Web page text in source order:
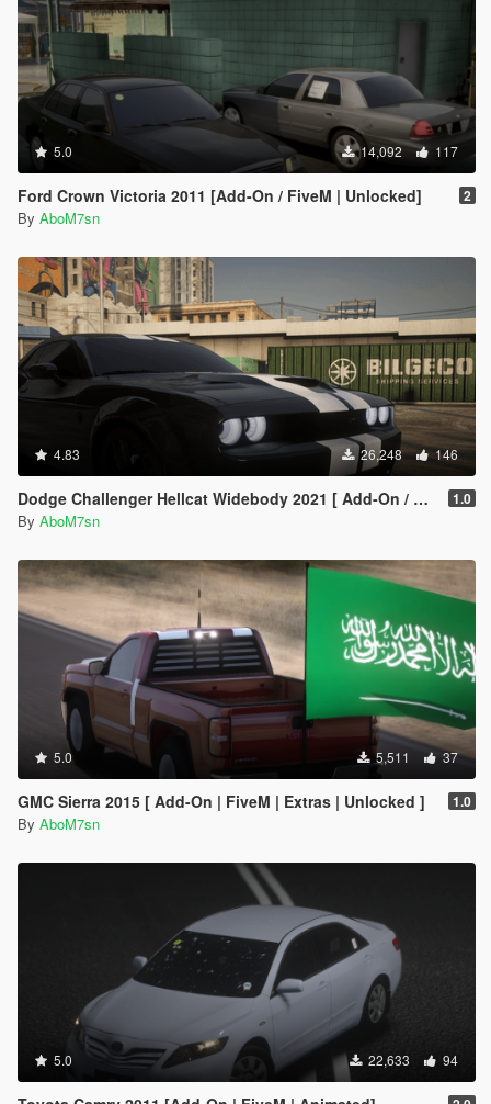
5.0 14,092 117
Ford Crown Victoria 2011 [Add-On / FiveM | Unlocked] 2
By AboM7sn
4.83 26,248 146
Dodge Challenger Hellcat Widebody 2021 [ Add-On / FiveM | Animated | Tuning ] 1.0
By AboM7sn
5.0 5,511 37
GMC Sierra 2015 [ Add-On | FiveM | Extras | Unlocked ] 1.0
By AboM7sn
5.0 22,633 94